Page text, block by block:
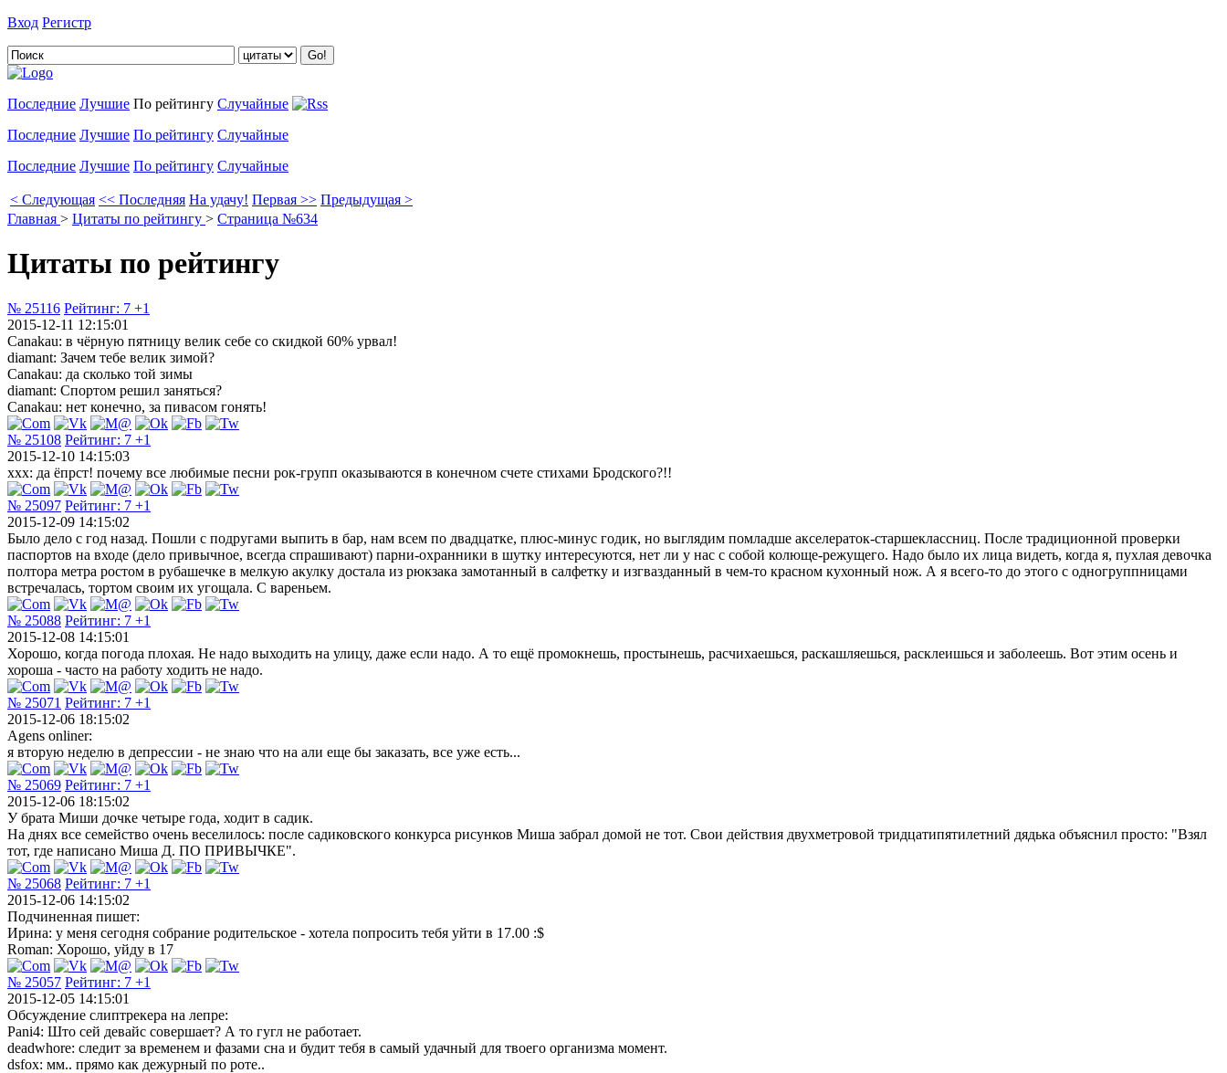
Вход Регистр
Последние Лучшие По рейтингу Случайные
Последние Лучшие По рейтингу Случайные
Последние Лучшие По рейтингу Случайные
< Следующая << Последняя На удачу! Первая >> Предыдущая >
Главная > Цитаты по рейтингу > Страница №634
Цитаты по рейтингу
№ 25116 Рейтинг: 7 +1
2015-12-11 12:15:01
Canakau: в чёрную пятницу велик себе со скидкой 60% урвал!
diamant: Зачем тебе велик зимой?
Canakau: да сколько той зимы
diamant: Спортом решил заняться?
Canakau: нет конечно, за пивасом гонять!
№ 25108 Рейтинг: 7 +1
2015-12-10 14:15:03
xxx: да ёпрст! почему все любимые песни рок-групп оказываются в конечном счете стихами Бродского?!!
№ 25097 Рейтинг: 7 +1
2015-12-09 14:15:02
Было дело с год назад. Пошли с подругами выпить в бар, нам всем по двадцатке, плюс-минус годик, но выглядим помладше акселераток-старшеклассниц. После традиционной проверки
паспортов на входе (дело привычное, всегда спрашивают) парни-охранники в шутку интересуются, нет ли у нас с собой колюще-режущего. Надо было их лица видеть, когда я, пухлая девочка
полтора метра ростом в рубашечке в мелкую акулку достала из рюкзака замотанный в салфетку и изгвазданный в чем-то красном кухонный нож. А я всего-то до этого с одногруппницами
встречалась, тортом своим их угощала. С вареньем.
№ 25088 Рейтинг: 7 +1
2015-12-08 14:15:01
Хорошо, когда погода плохая. Не надо выходить на улицу, даже если надо. А то ещё промокнешь, простынешь, расчихаешься, раскашляешься, расклеишься и заболеешь. Вот этим осень и
хороша - часто на работу ходить не надо.
№ 25071 Рейтинг: 7 +1
2015-12-06 18:15:02
Agens onliner:
я вторую неделю в депрессии - не знаю что на али еще бы заказать, все уже есть...
№ 25069 Рейтинг: 7 +1
2015-12-06 18:15:02
У брата Миши дочке четыре года, ходит в садик.
На днях все семейство очень веселилось: после садиковского конкурса рисунков Миша забрал домой не тот. Свои действия двухметровой тридцатипятилетний дядька объяснил просто: "Взял
тот, где написано Миша Д. ПО ПРИВЫЧКЕ".
№ 25068 Рейтинг: 7 +1
2015-12-06 14:15:02
Подчиненная пишет:
Ирина: у меня сегодня собрание родительское - хотела попросить тебя уйти в 17.00 :$
Roman: Хорошо, уйду в 17
№ 25057 Рейтинг: 7 +1
2015-12-05 14:15:01
Обсуждение слиптрекера на лепре:
Pani4: Што сей девайс совершает? А то гугл не работает.
deadwhore: следит за временем и фазами сна и будит тебя в самый удачный для твоего организма момент.
dsfox: мм.. прямо как дежурный по роте..